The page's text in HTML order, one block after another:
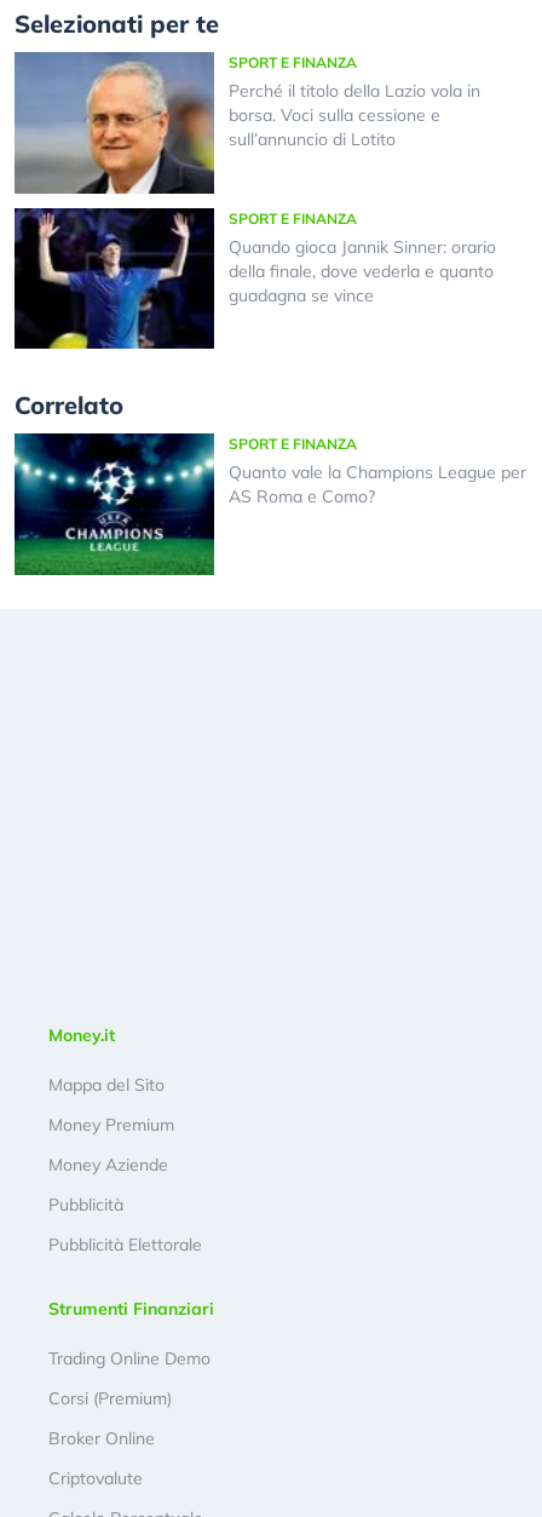
Selezionati per te
SPORT E FINANZA
Perché il titolo della Lazio vola in
borsa. Voci sulla cessione e
sull’annuncio di Lotito
SPORT E FINANZA
Quando gioca Jannik Sinner: orario
della finale, dove vederla e quanto
guadagna se vince
Correlato
SPORT E FINANZA
Quanto vale la Champions League per
AS Roma e Como?
Money.it
Mappa del Sito
Money Premium
Money Aziende
Pubblicità
Pubblicità Elettorale
Strumenti Finanziari
Trading Online Demo
Corsi (Premium)
Broker Online
Criptovalute